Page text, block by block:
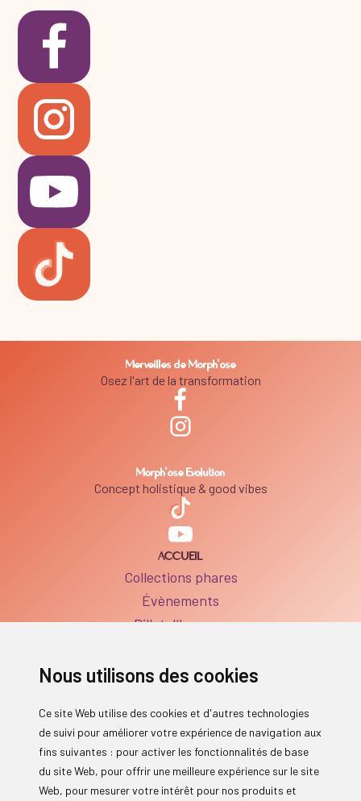
Nous utilisons des cookies
Ce site Web utilise des cookies et d'autres technologies
de suivi pour améliorer votre expérience de navigation aux
fins suivantes : pour activer les fonctionnalités de base
du site Web, pour offrir une meilleure expérience sur le site
Web, pour mesurer votre intérêt pour nos produits et
Merveilles de Morph'ose
Osez l'art de la transformation
Morph'ose Evolution
Concept holistique & good vibes
ACCUEIL
Collections phares
Évènements
Billet d’humeur
FAQ Produits
Séances individuelles
Réservations des ateliers
FAQ Services
INFORMATIONS